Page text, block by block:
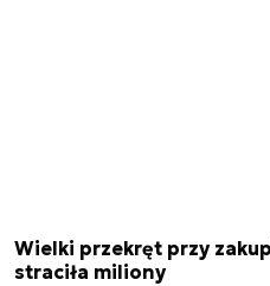
Wielki przekręt przy
straciła miliony